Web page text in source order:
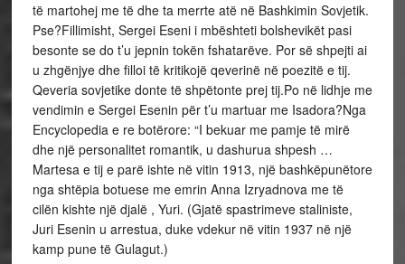
të martohej me të dhe ta merrte atë në Bashkimin Sovjetik.
Pse?Fillimisht, Sergei Eseni i mbështeti bolshevikët pasi
besonte se do t’u jepnin tokën fshatarëve. Por së shpejti ai
u zhgënjye dhe filloi të kritikojë qeverinë në poezitë e tij.
Qeveria sovjetike donte të shpëtonte prej tij.Po në lidhje me
vendimin e Sergei Esenin për t’u martuar me Isadora?Nga
Encyclopedia e re botërore: “I bekuar me pamje të mirë
dhe një personalitet romantik, u dashurua shpesh …
Martesa e tij e parë ishte në vitin 1913, një bashkëpunëtore
nga shtëpia botuese me emrin Anna Izryadnova me të
cilën kishte një djalë , Yuri. (Gjatë spastrimeve staliniste,
Juri Esenin u arrestua, duke vdekur në vitin 1937 në një
kamp pune të Gulagut.)